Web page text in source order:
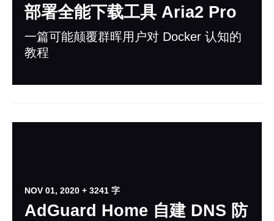
部署全能下载工具 Aria2 Pro
一篇可能颠覆群晖用户对 Docker 认知的
教程
NOV 01, 2020 + 3241 字
AdGuard Home 自建 DNS 防